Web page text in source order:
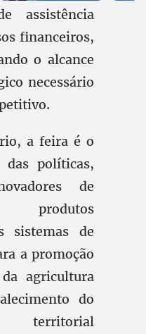
assistência
financeiros,
o alcance
necessário
a feira é o
das políticas,
de
produtos
sistemas de
a promoção
agricultura
do
territorial